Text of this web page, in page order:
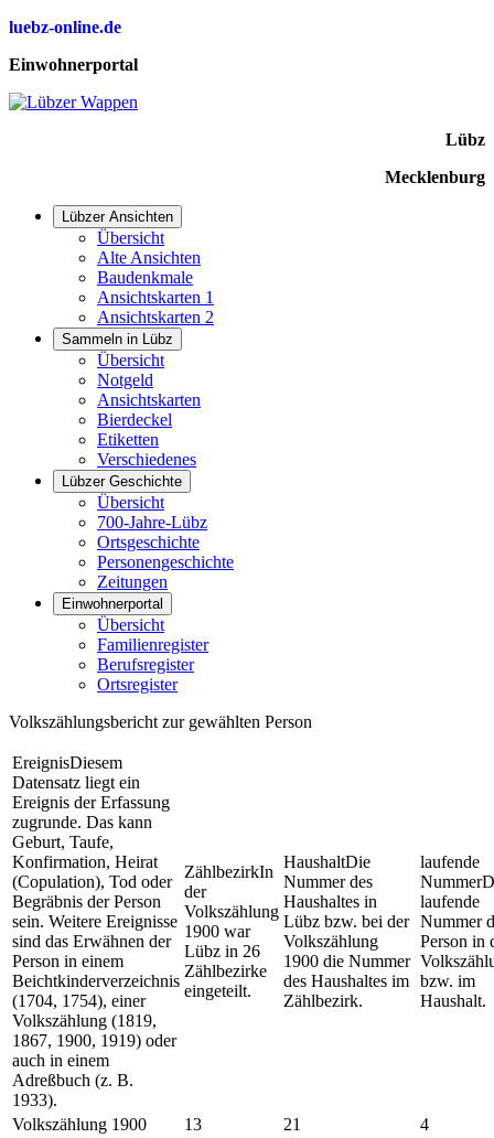
luebz-online.de
Einwohnerportal
Lübz
Mecklenburg
Lübzer Ansichten
Übersicht
Alte Ansichten
Baudenkmale
Ansichtskarten 1
Ansichtskarten 2
Sammeln in Lübz
Übersicht
Notgeld
Ansichtskarten
Bierdeckel
Etiketten
Verschiedenes
Lübzer Geschichte
Übersicht
700-Jahre-Lübz
Ortsgeschichte
Personengeschichte
Zeitungen
Einwohnerportal
Übersicht
Familienregister
Berufsregister
Ortsregister
Volkszählungsbericht zur gewählten Person
EreignisDiesem
Datensatz liegt ein
Ereignis der Erfassung
zugrunde. Das kann
Geburt, Taufe,
Konfirmation, Heirat
(Copulation), Tod oder
Begräbnis der Person
sein. Weitere Ereignisse
sind das Erwähnen der
Person in einem
Beichtkinderverzeichnis
(1704, 1754), einer
Volkszählung (1819,
1867, 1900, 1919) oder
auch in einem
Adreßbuch (z. B.
1933).
ZählbezirkIn
der
Volkszählung
1900 war
Lübz in 26
Zählbezirke
eingeteilt.
HaushaltDie
Nummer des
Haushaltes in
Lübz bzw. bei der
Volkszählung
1900 die Nummer
des Haushaltes im
Zählbezirk.
laufende
Nummer
laufende
Nummer
Person in
bzw. im
Haushalt.
Volkszählung 1900 13 21 4